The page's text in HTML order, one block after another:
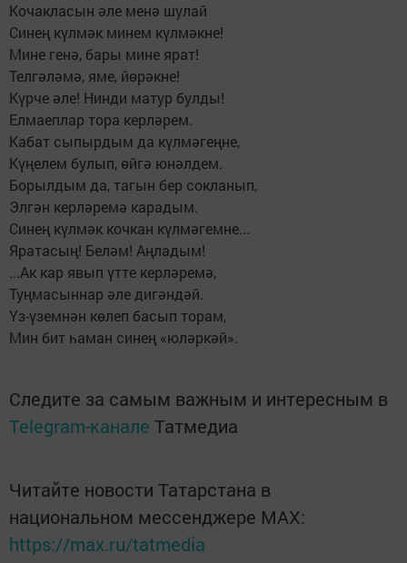
Кочакласын әле менә шулай
Синең күлмәк минем күлмәкне!
Мине генә, бары мине ярат!
Телгәләмә, яме, йөрәкне!
Күрче әле! Нинди матур булды!
Елмаеплар тора керләрем.
Кабат сыпырдым да күлмәгеңне,
Күңелем булып, өйгә юнәлдем.
Борылдым да, тагын бер сокланып,
Элгән керләремә карадым.
Синең күлмәк кочкан күлмәгемне...
Яратасың! Беләм! Аңладым!
...Ак кар явып үтте керләремә,
Туңмасыннар әле дигәндәй.
Үз-үземнән көлеп басып торам,
Мин бит һаман синең «юләркәй».
Следите за самым важным и интересным в
Telegram-канале Татмедиа
Читайте новости Татарстана в
национальном мессенджере MАХ:
https://max.ru/tatmedia